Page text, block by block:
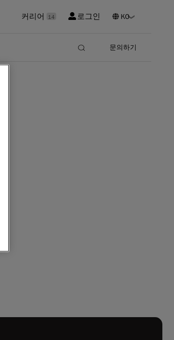
커리어 14 로그인
문의하기